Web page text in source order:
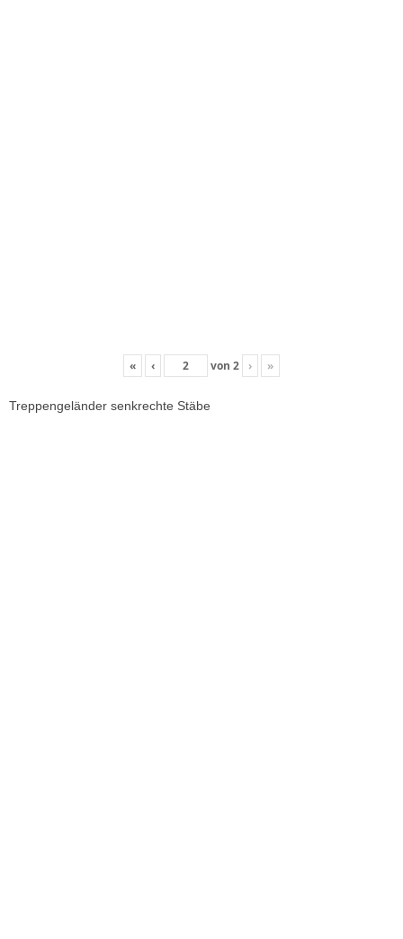
« ‹ von 2 › »
Treppengeländer senkrechte Stäbe